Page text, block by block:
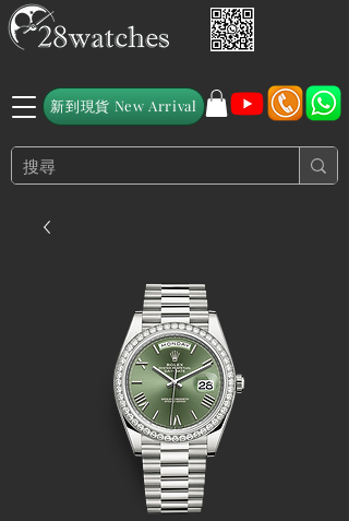
新到現貨 New Arrival